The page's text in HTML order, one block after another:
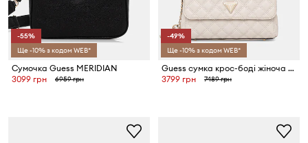
-55%
Ще -10% з кодом WEB*
Сумочка Guess MERIDIAN
3099 грн
6959 грн
-49%
Ще -10% з кодом WEB*
Guess сумка крос-боді жіноча GIULLY
3799 грн
7489 грн